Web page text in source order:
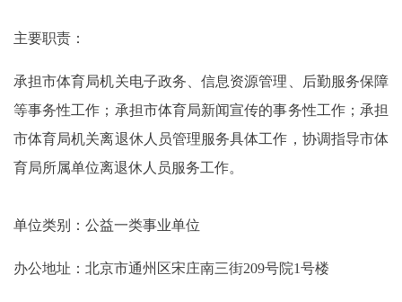
主要职责：
承担市体育局机关电子政务、信息资源管理、后勤服务保障
等事务性工作；承担市体育局新闻宣传的事务性工作；承担
市体育局机关离退休人员管理服务具体工作，协调指导市体
育局所属单位离退休人员服务工作。
单位类别：公益一类事业单位
办公地址：北京市通州区宋庄南三街209号院1号楼